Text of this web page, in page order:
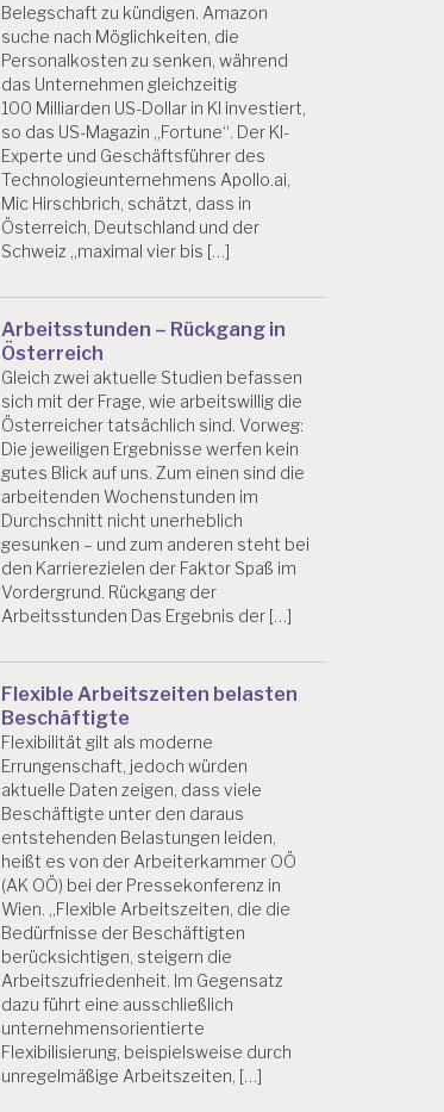
Belegschaft zu kündigen. Amazon
suche nach Möglichkeiten, die
Personalkosten zu senken, während
das Unternehmen gleichzeitig
100 Milliarden US-Dollar in KI investiert,
so das US-Magazin „Fortune“. Der KI-
Experte und Geschäftsführer des
Technologieunternehmens Apollo.ai,
Mic Hirschbrich, schätzt, dass in
Österreich, Deutschland und der
Schweiz „maximal vier bis […]
Arbeitsstunden – Rückgang in
Österreich
Gleich zwei aktuelle Studien befassen
sich mit der Frage, wie arbeitswillig die
Österreicher tatsächlich sind. Vorweg:
Die jeweiligen Ergebnisse werfen kein
gutes Blick auf uns. Zum einen sind die
arbeitenden Wochenstunden im
Durchschnitt nicht unerheblich
gesunken – und zum anderen steht bei
den Karrierezielen der Faktor Spaß im
Vordergrund. Rückgang der
Arbeitsstunden Das Ergebnis der […]
Flexible Arbeitszeiten belasten
Beschäftigte
Flexibilität gilt als moderne
Errungenschaft, jedoch würden
aktuelle Daten zeigen, dass viele
Beschäftigte unter den daraus
entstehenden Belastungen leiden,
heißt es von der Arbeiterkammer OÖ
(AK OÖ) bei der Pressekonferenz in
Wien. „Flexible Arbeitszeiten, die die
Bedürfnisse der Beschäftigten
berücksichtigen, steigern die
Arbeitszufriedenheit. Im Gegensatz
dazu führt eine ausschließlich
unternehmensorientierte
Flexibilisierung, beispielsweise durch
unregelmäßige Arbeitszeiten, […]